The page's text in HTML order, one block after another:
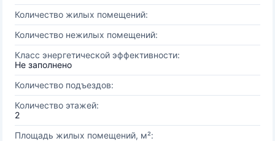
Количество жилых помещений:
Количество нежилых помещений:
Класс энергетической эффективности:
Не заполнено
Количество подъездов:
Количество этажей:
2
Площадь жилых помещений, м²: